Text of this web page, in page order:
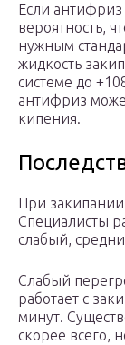
Если антифриз
вероятность,
нужным
жидкость
системе до
антифриз
кипения.
При закипании
Специалисты
слабый,
Слабый
работает с
минут.
скорее всего,